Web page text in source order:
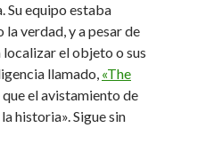
Su equipo estaba
verdad, y a pesar de
el objeto o sus
llamado, «The
el avistamiento de
historia». Sigue sin